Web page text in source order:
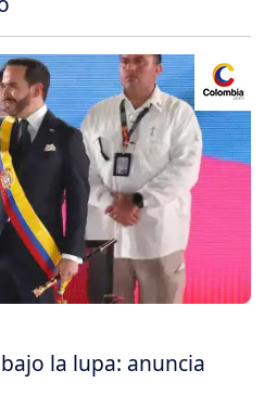
la lupa: anuncia